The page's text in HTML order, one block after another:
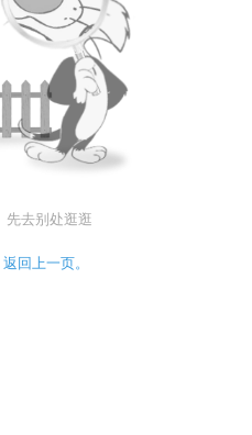
先去别处逛逛
返回上一页。